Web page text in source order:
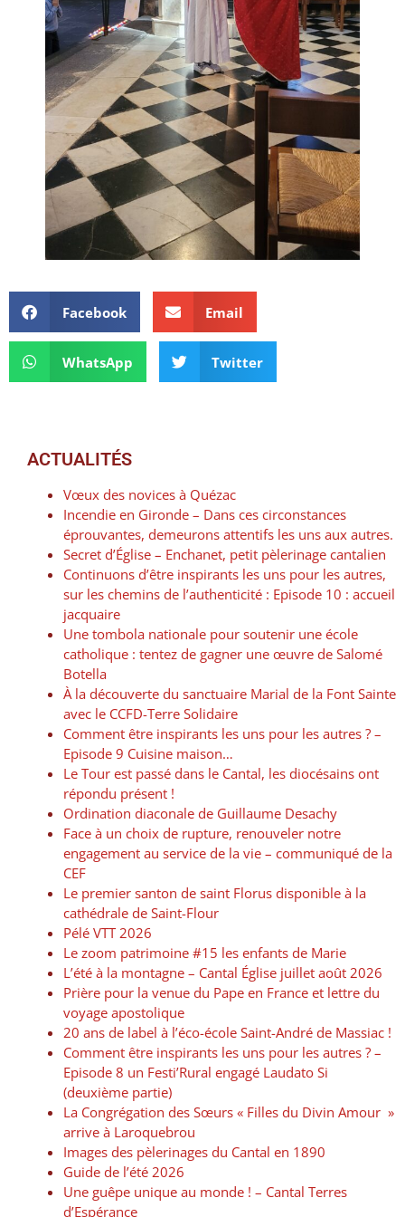
Facebook Email
WhatsApp Twitter
ACTUALITÉS
Vœux des novices à Quézac
Incendie en Gironde – Dans ces circonstances
éprouvantes, demeurons attentifs les uns aux autres.
Secret d’Église – Enchanet, petit pèlerinage cantalien
Continuons d’être inspirants les uns pour les autres,
sur les chemins de l’authenticité : Episode 10 : accueil
jacquaire
Une tombola nationale pour soutenir une école
catholique : tentez de gagner une œuvre de Salomé
Botella
À la découverte du sanctuaire Marial de la Font Sainte
avec le CCFD-Terre Solidaire
Comment être inspirants les uns pour les autres ? –
Episode 9 Cuisine maison…
Le Tour est passé dans le Cantal, les diocésains ont
répondu présent !
Ordination diaconale de Guillaume Desachy
Face à un choix de rupture, renouveler notre
engagement au service de la vie – communiqué de la
CEF
Le premier santon de saint Florus disponible à la
cathédrale de Saint-Flour
Pélé VTT 2026
Le zoom patrimoine #15 les enfants de Marie
L’été à la montagne – Cantal Église juillet août 2026
Prière pour la venue du Pape en France et lettre du
voyage apostolique
20 ans de label à l’éco-école Saint-André de Massiac !
Comment être inspirants les uns pour les autres ? –
Episode 8 un Festi’Rural engagé Laudato Si
(deuxième partie)
La Congrégation des Sœurs « Filles du Divin Amour »
arrive à Laroquebrou
Images des pèlerinages du Cantal en 1890
Guide de l’été 2026
Une guêpe unique au monde ! – Cantal Terres
d’Espérance